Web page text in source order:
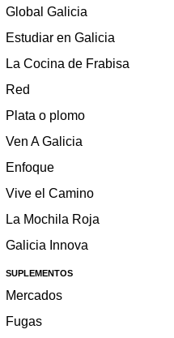
Global Galicia
Estudiar en Galicia
La Cocina de Frabisa
Red
Plata o plomo
Ven A Galicia
Enfoque
Vive el Camino
La Mochila Roja
Galicia Innova
SUPLEMENTOS
Mercados
Fugas